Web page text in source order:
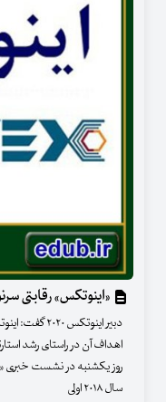
«اینوتکس» رقابتی
دبیر اینوتکس
اهداف آن در راستای رشد
سال ۲۰۱۸ اولی